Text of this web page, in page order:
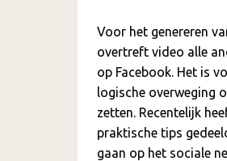
Voor het genereren
overtreft video alle
op Facebook. Het is
logische overweging
zetten. Recentelijk
praktische tips
gaan op het sociale